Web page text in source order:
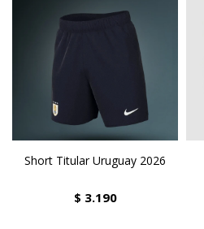
Short Titular Uruguay 2026
$ 3.190